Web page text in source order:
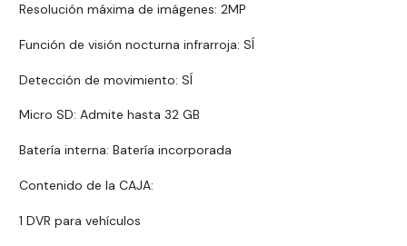
Resolución máxima de imágenes: 2MP
Función de visión nocturna infrarroja: SÍ
Detección de movimiento: SÍ
Micro SD: Admite hasta 32 GB
Batería interna: Batería incorporada
Contenido de la CAJA:
1 DVR para vehículos